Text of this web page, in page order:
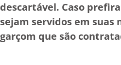
descartável. Caso
sejam servidos em suas
garçom que são